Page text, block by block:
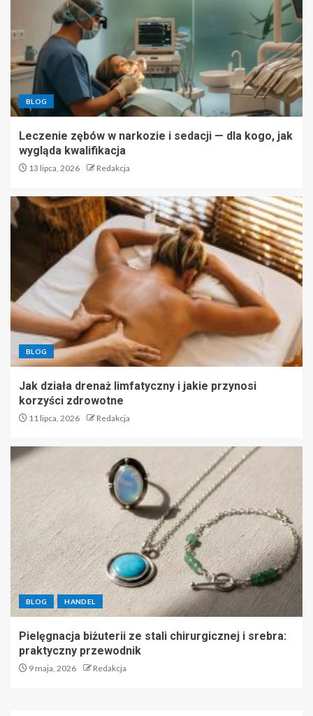
BLOG
Leczenie zębów w narkozie i sedacji — dla kogo, jak
wygląda kwalifikacja
13 lipca, 2026 Redakcja
BLOG
Jak działa drenaż limfatyczny i jakie przynosi
korzyści zdrowotne
11 lipca, 2026 Redakcja
BLOG HANDEL
Pielęgnacja biżuterii ze stali chirurgicznej i srebra:
praktyczny przewodnik
9 maja, 2026 Redakcja